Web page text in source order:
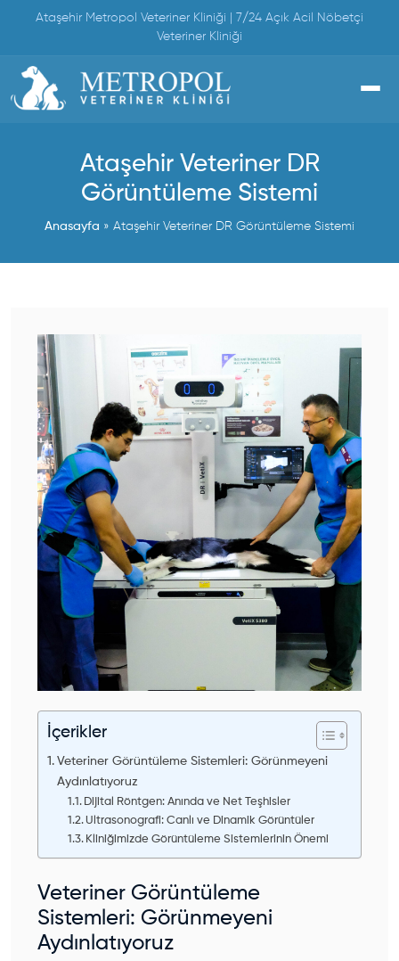
Ataşehir Metropol Veteriner Kliniği | 7/24 Açık Acil Nöbetçi
Veteriner Kliniği
Ataşehir Veteriner DR
Görüntüleme Sistemi
Anasayfa » Ataşehir Veteriner DR Görüntüleme Sistemi
İçerikler
Veteriner Görüntüleme Sistemleri: Görünmeyeni
Aydınlatıyoruz
Dijital Röntgen: Anında ve Net Teşhisler
Ultrasonografi: Canlı ve Dinamik Görüntüler
Kliniğimizde Görüntüleme Sistemlerinin Önemi
Veteriner Görüntüleme
Sistemleri: Görünmeyeni
Aydınlatıyoruz